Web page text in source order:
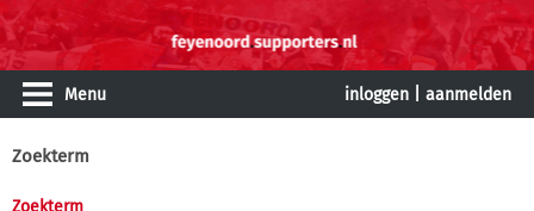
Menu inloggen aanmelden
Zoekterm
Zoekterm